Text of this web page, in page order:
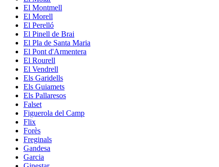
El Montmell
El Morell
El Perelló
El Pinell de Brai
El Pla de Santa Maria
El Pont d'Armentera
El Rourell
El Vendrell
Els Garidells
Els Guiamets
Els Pallaresos
Falset
Figuerola del Camp
Flix
Forès
Freginals
Gandesa
Garcia